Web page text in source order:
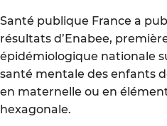
Santé publique France a
résultats d’Enabee,
épidémiologique nationale
santé mentale des enfants
en maternelle ou en
hexagonale.